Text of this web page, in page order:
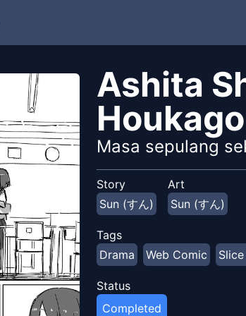
Ashita
Houkago
Masa sepulang
Story
Sun (すん)
Art
Sun (すん)
Tags
Drama
Web Comic
Status
Completed